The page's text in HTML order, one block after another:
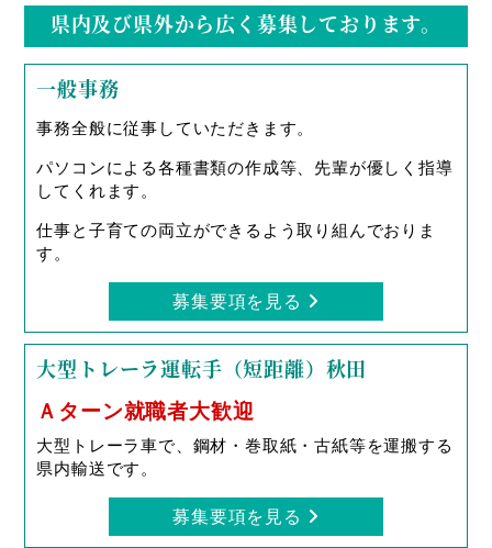
県内及び県外から広く募集しております。
一般事務
事務全般に従事していただきます。
パソコンによる各種書類の作成等、先輩が優しく指導
してくれます。
仕事と子育ての両立ができるよう取り組んでおりま
す。
募集要項を見る
大型トレーラ運転手（短距離）秋田
Ａターン就職者大歓迎
大型トレーラ車で、鋼材・巻取紙・古紙等を運搬する
県内輸送です。
募集要項を見る